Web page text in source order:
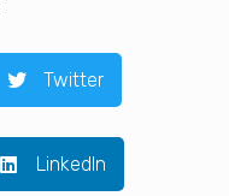
Twitter
LinkedIn